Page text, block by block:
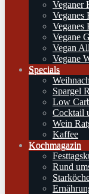
Veganer
Veganes
Veganes
Vegane
Vegan
Vegane
Specials
Spargel
Low
Cocktail
Wein
Kaffee
Kochmagazin
Rund